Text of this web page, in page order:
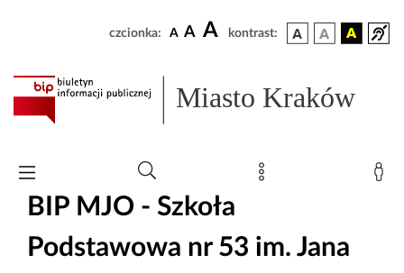
czcionka: A A A kontrast:
Miasto Kraków
BIP MJO - Szkoła
Podstawowa nr 53 im. Jana